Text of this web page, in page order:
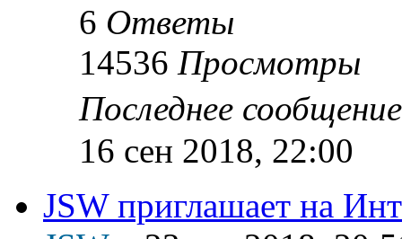
6 Ответы
14536 Просмотры
Последнее
16 сен 2018, 22:00
JSW приглашает на